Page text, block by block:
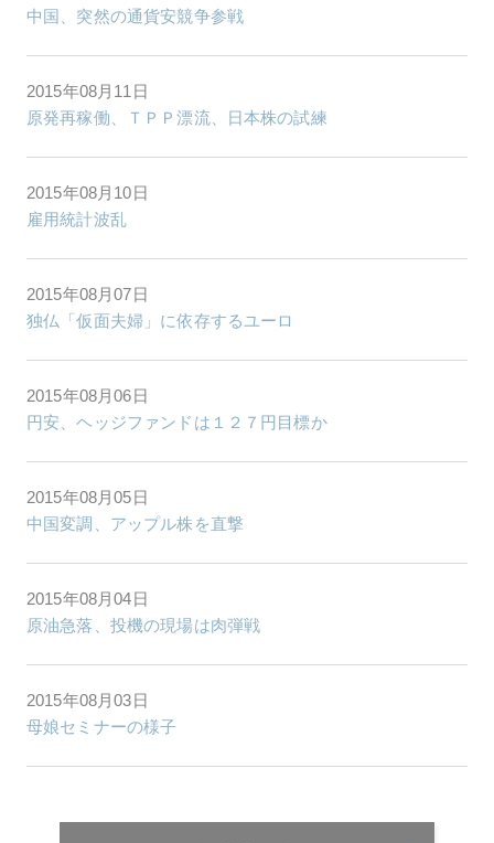
中国、突然の通貨安競争参戦
2015年08月11日
原発再稼働、ＴＰＰ漂流、日本株の試練
2015年08月10日
雇用統計波乱
2015年08月07日
独仏「仮面夫婦」に依存するユーロ
2015年08月06日
円安、ヘッジファンドは１２７円目標か
2015年08月05日
中国変調、アップル株を直撃
2015年08月04日
原油急落、投機の現場は肉弾戦
2015年08月03日
母娘セミナーの様子